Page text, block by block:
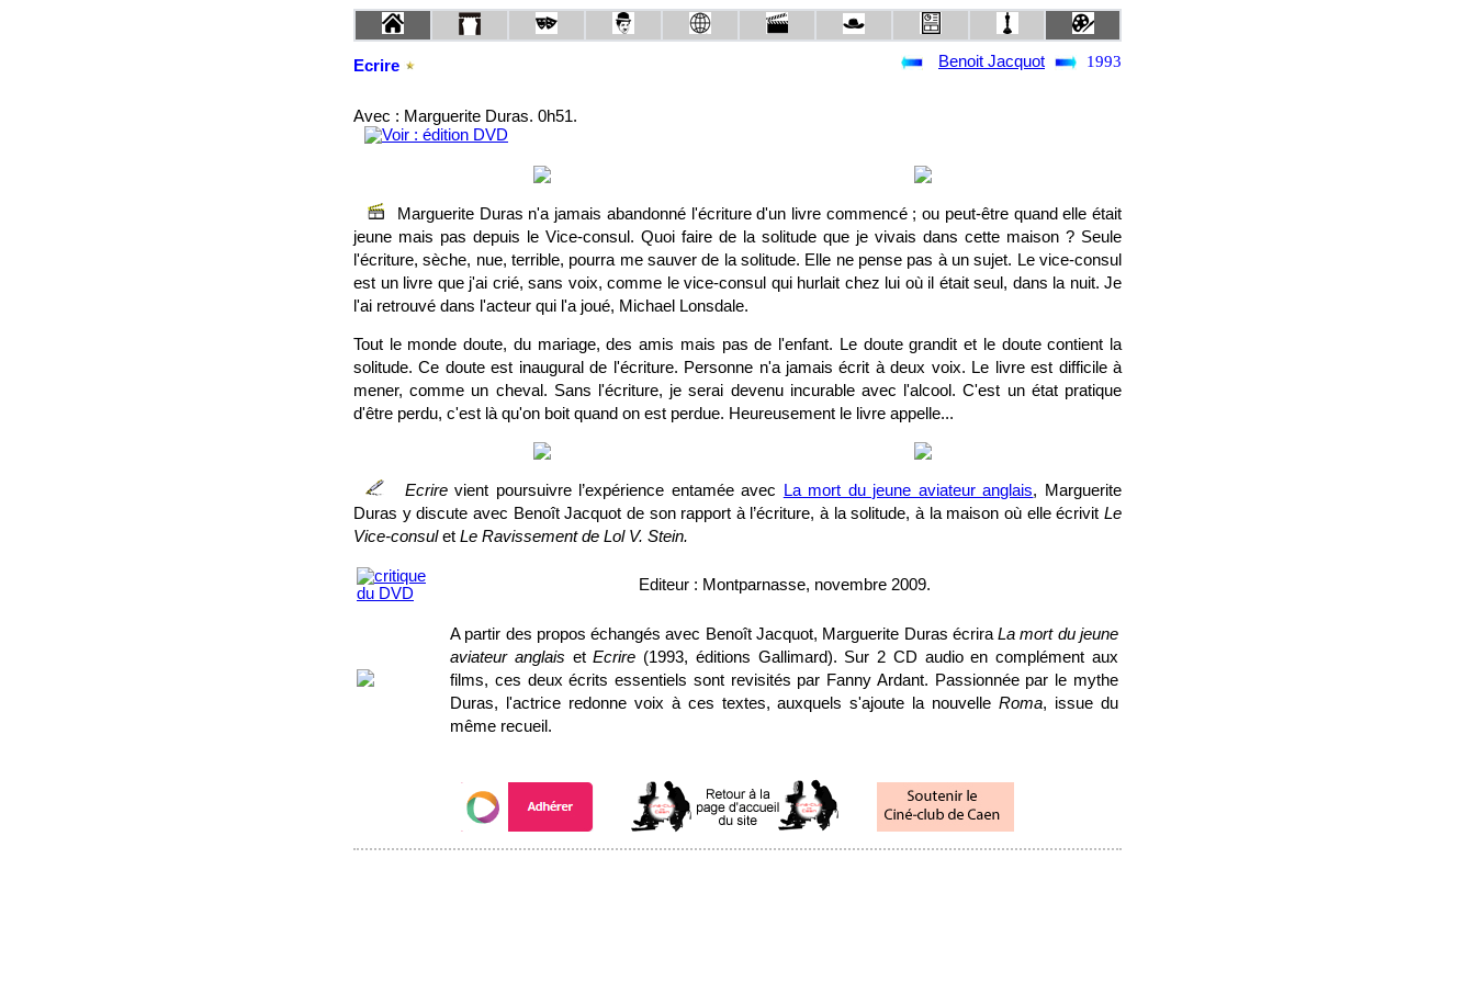
Ecrire Benoit Jacquot 1993
Avec : Marguerite Duras. 0h51.
Marguerite Duras n'a jamais abandonné l'écriture d'un livre commencé ; ou peut-être quand elle était
jeune mais pas depuis le Vice-consul. Quoi faire de la solitude que je vivais dans cette maison ? Seule
l'écriture, sèche, nue, terrible, pourra me sauver de la solitude. Elle ne pense pas à un sujet. Le vice-consul
est un livre que j'ai crié, sans voix, comme le vice-consul qui hurlait chez lui où il était seul, dans la nuit. Je
l'ai retrouvé dans l'acteur qui l'a joué, Michael Lonsdale.
Tout le monde doute, du mariage, des amis mais pas de l'enfant. Le doute grandit et le doute contient la
solitude. Ce doute est inaugural de l'écriture. Personne n'a jamais écrit à deux voix. Le livre est difficile à
mener, comme un cheval. Sans l'écriture, je serai devenu incurable avec l'alcool. C'est un état pratique
d'être perdu, c'est là qu'on boit quand on est perdue. Heureusement le livre appelle...
Ecrirevient poursuivre l’expérience entamée avec La mort du jeune aviateur anglais, Marguerite
Duras y discute avec Benoît Jacquot de son rapport à l’écriture, à la solitude, à la maison où elle écrivit Le
Vice-consulet Le Ravissement de Lol V. Stein.
Editeur : Montparnasse, novembre 2009.
A partir des propos échangés avec Benoît Jacquot, Marguerite Duras écriraLa mort du jeune
aviateur anglais etEcrire (1993, éditions Gallimard). Sur 2 CD audio en complément aux
films, ces deux écrits essentiels sont revisités par Fanny Ardant. Passionnée par le mythe
Duras, l'actrice redonne voix à ces textes, auxquels s'ajoute la nouvelleRoma, issue du
même recueil.